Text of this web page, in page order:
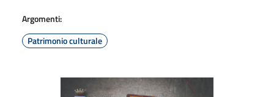
Argomenti:
Patrimonio culturale